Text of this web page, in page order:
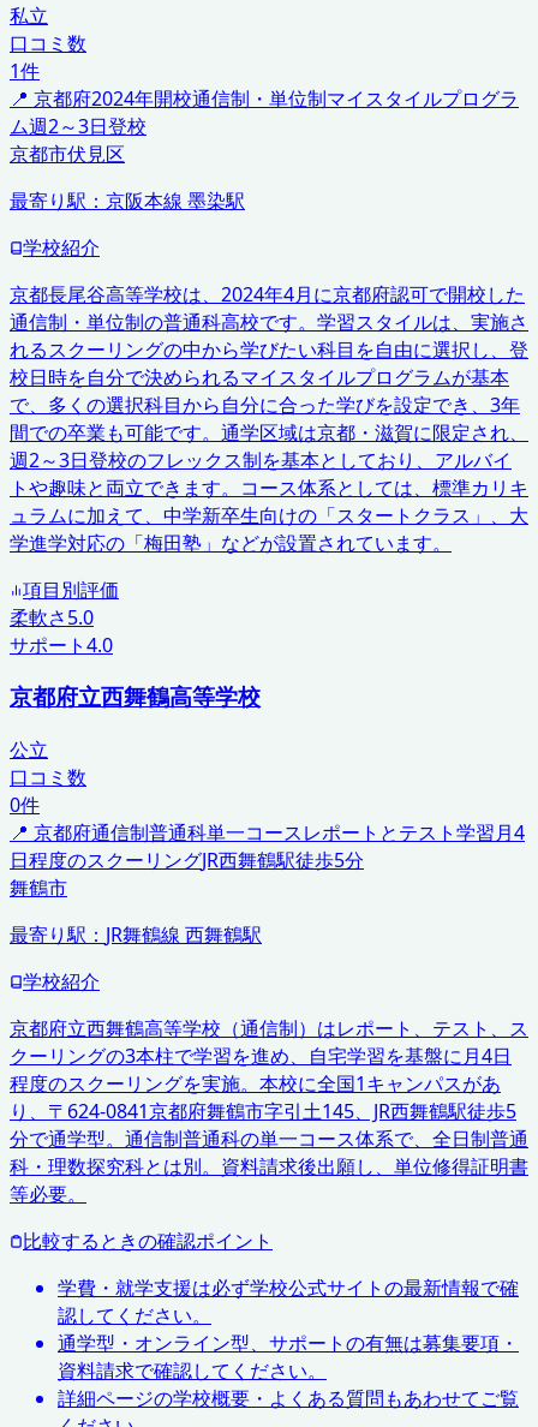
私立
口コミ数
1件
📍 京都府2024年開校通信制・単位制マイスタイルプログラ
ム週2～3日登校
京都市伏見区
最寄り駅： 京阪本線 墨染駅
学校紹介
京都長尾谷高等学校は、2024年4月に京都府認可で開校した
通信制・単位制の普通科高校です。学習スタイルは、実施さ
れるスクーリングの中から学びたい科目を自由に選択し、登
校日時を自分で決められるマイスタイルプログラムが基本
で、多くの選択科目から自分に合った学びを設定でき、3年
間での卒業も可能です。通学区域は京都・滋賀に限定され、
週2～3日登校のフレックス制を基本としており、アルバイ
トや趣味と両立できます。コース体系としては、標準カリキ
ュラムに加えて、中学新卒生向けの「スタートクラス」、大
学進学対応の「梅田塾」などが設置されています。
項目別評価
柔軟さ5.0
サポート4.0
京都府立西舞鶴高等学校
公立
口コミ数
0件
📍 京都府通信制普通科単一コースレポートとテスト学習月4
日程度のスクーリングJR西舞鶴駅徒歩5分
舞鶴市
最寄り駅： JR舞鶴線 西舞鶴駅
学校紹介
京都府立西舞鶴高等学校（通信制）はレポート、テスト、ス
クーリングの3本柱で学習を進め、自宅学習を基盤に月4日
程度のスクーリングを実施。本校に全国1キャンパスがあ
り、〒624-0841京都府舞鶴市字引土145、JR西舞鶴駅徒歩5
分で通学型。通信制普通科の単一コース体系で、全日制普通
科・理数探究科とは別。資料請求後出願し、単位修得証明書
等必要。
比較するときの確認ポイント
学費・就学支援は必ず学校公式サイトの最新情報で確
認してください。
通学型・オンライン型、サポートの有無は募集要項・
資料請求で確認してください。
詳細ページの学校概要・よくある質問もあわせてご覧